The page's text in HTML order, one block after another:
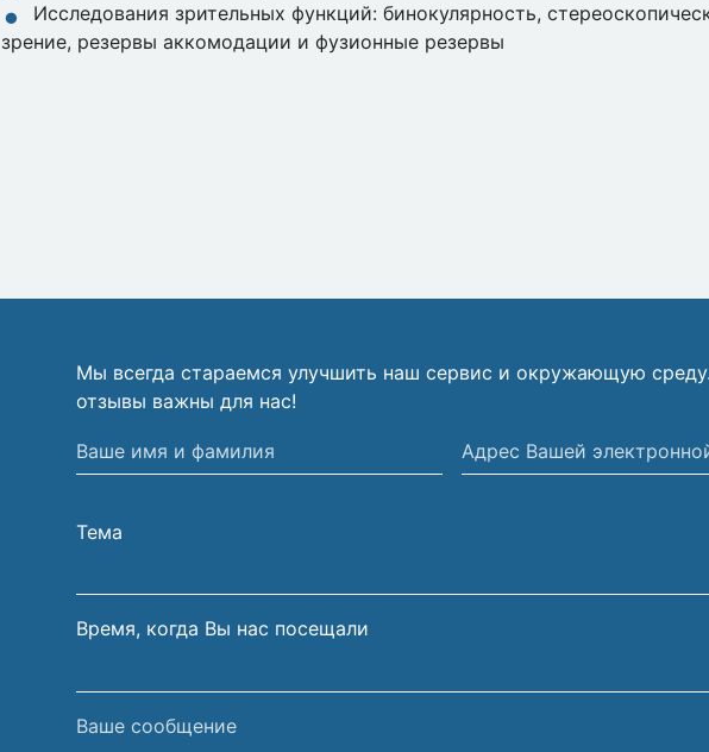
Исследования зрительных функций: бинокулярность,
зрение, резервы аккомодации и фузионные резервы
Мы всегда стараемся улучшить наш сервис и окружающую
отзывы важны для нас!
Ваше
имя
фамилия
Адрес
Вашей
Тема
Время, когда Вы нас посещали
Ваше